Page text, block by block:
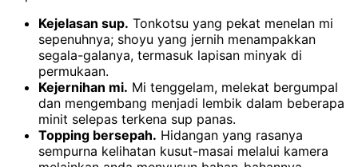
Kejelasan sup. Tonkotsu yang pekat menelan mi
sepenuhnya; shoyu yang jernih menampakkan
segala-galanya, termasuk lapisan minyak di
permukaan.
Kejernihan mi. Mi tenggelam, melekat bergumpal
dan mengembang menjadi lembik dalam beberapa
minit selepas terkena sup panas.
Topping bersepah. Hidangan yang rasanya
sempurna kelihatan kusut-masai melalui kamera